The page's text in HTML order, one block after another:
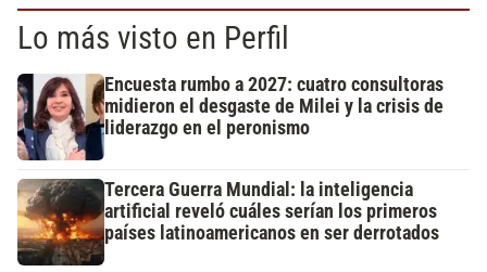
Lo más visto en Perfil
Encuesta rumbo a 2027: cuatro consultoras
midieron el desgaste de Milei y la crisis de
liderazgo en el peronismo
Tercera Guerra Mundial: la inteligencia
artificial reveló cuáles serían los primeros
países latinoamericanos en ser derrotados